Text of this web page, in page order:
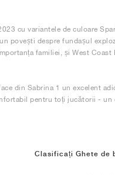
cu variantele de culoare
povești despre fundașul
familiei, și West
din Sabrina 1 un excelent
pentru toți jucătorii - un
Clasificați Ghete de